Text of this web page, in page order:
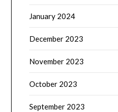
January 2024
December 2023
November 2023
October 2023
September 2023